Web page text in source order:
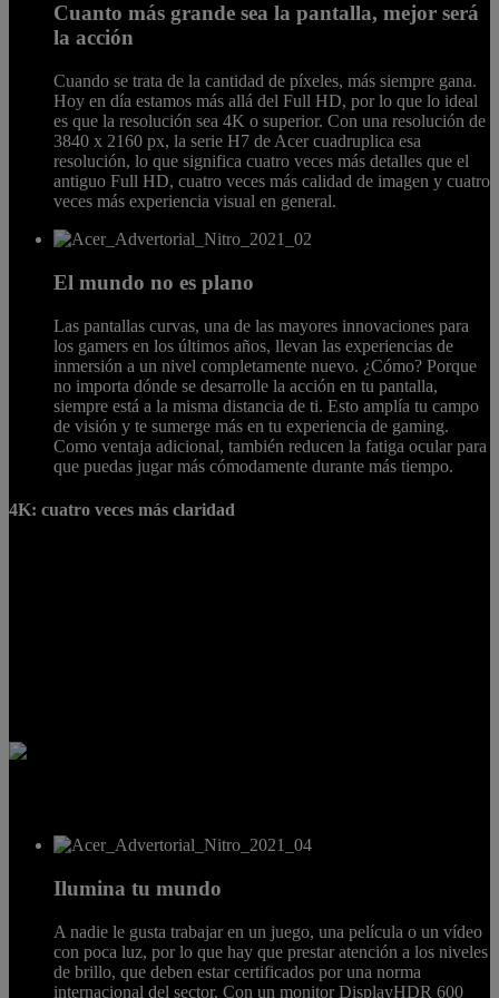
Cuanto más grande sea la pantalla, mejor será
la acción
Cuando se trata de la cantidad de píxeles, más siempre gana.
Hoy en día estamos más allá del Full HD, por lo que lo ideal
es que la resolución sea 4K o superior. Con una resolución de
3840 x 2160 px, la serie H7 de Acer cuadruplica esa
resolución, lo que significa cuatro veces más detalles que el
antiguo Full HD, cuatro veces más calidad de imagen y cuatro
veces más experiencia visual en general.
El mundo no es plano
Las pantallas curvas, una de las mayores innovaciones para
los gamers en los últimos años, llevan las experiencias de
inmersión a un nivel completamente nuevo. ¿Cómo? Porque
no importa dónde se desarrolle la acción en tu pantalla,
siempre está a la misma distancia de ti. Esto amplía tu campo
de visión y te sumerge más en tu experiencia de gaming.
Como ventaja adicional, también reducen la fatiga ocular para
que puedas jugar más cómodamente durante más tiempo.
4K: cuatro veces más claridad
Ilumina tu mundo
A nadie le gusta trabajar en un juego, una película o un vídeo
con poca luz, por lo que hay que prestar atención a los niveles
de brillo, que deben estar certificados por una norma
internacional del sector. Con un monitor DisplayHDR 600